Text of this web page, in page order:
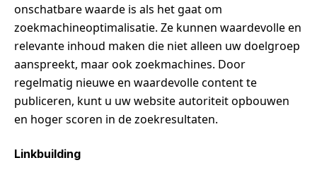
onschatbare waarde is als het gaat om
zoekmachineoptimalisatie. Ze kunnen waardevolle en
relevante inhoud maken die niet alleen uw doelgroep
aanspreekt, maar ook zoekmachines. Door
regelmatig nieuwe en waardevolle content te
publiceren, kunt u uw website autoriteit opbouwen
en hoger scoren in de zoekresultaten.
Linkbuilding